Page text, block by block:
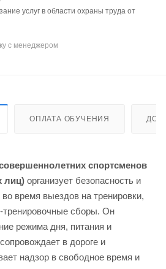
услуг в области охраны труда от
с менеджером
ОПЛАТА ОБУЧЕНИЯ
спортсменов
лиц) организует безопасность и
время выездов на тренировки,
тренировочные сборы. Он
режима дня, питания и
в дороге и
надзор в свободное время и